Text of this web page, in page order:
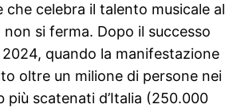
che celebra il talento musicale al
si ferma. Dopo il successo
2024, quando la manifestazione
oltre un milione di persone nei
più scatenati d’Italia (250.000